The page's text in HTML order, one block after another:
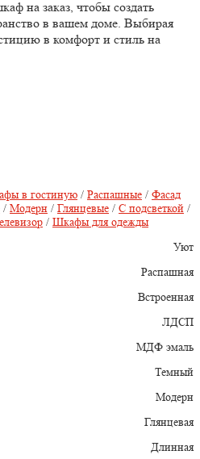
на заказ, чтобы создать
в вашем доме. Выбирая
в комфорт и стиль на
в гостиную / Распашные / Фасад
/ Модерн / Глянцевые / С подсветкой /
/ Шкафы для одежды
Уют
Распашная
Встроенная
ЛДСП
МДФ эмаль
Темный
Модерн
Глянцевая
Длинная